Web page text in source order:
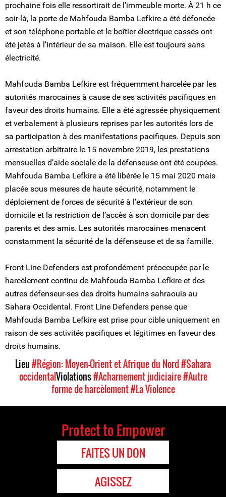
prochaine fois elle ressortirait de l’immeuble morte. À 21 h ce
soir-là, la porte de Mahfouda Bamba Lefkire a été défoncée
et son téléphone portable et le boîtier électrique cassés ont
été jetés à l’intérieur de sa maison. Elle est toujours sans
électricité.
Mahfouda Bamba Lefkire est fréquemment harcelée par les
autorités marocaines à cause de ses activités pacifiques en
faveur des droits humains. Elle a été agressée physiquement
et verbalement à plusieurs reprises par les autorités lors de
sa participation à des manifestations pacifiques. Depuis son
arrestation arbitraire le 15 novembre 2019, les prestations
mensuelles d’aide sociale de la défenseuse ont été coupées.
Mahfouda Bamba Lefkire a été libérée le 15 mai 2020 mais
placée sous mesures de haute sécurité, notamment le
déploiement de forces de sécurité à l’extérieur de son
domicile et la restriction de l’accès à son domicile par des
parents et des amis. Les autorités marocaines menacent
constamment la sécurité de la défenseuse et de sa famille.
Front Line Defenders est profondément préoccupée par le
harcèlement continu de Mahfouda Bamba Lefkire et des
autres défenseur-ses des droits humains sahraouis au
Sahara Occidental. Front Line Defenders pense que
Mahfouda Bamba Lefkire est prise pour cible uniquement en
raison de ses activités pacifiques et légitimes en faveur des
droits humains.
Lieu#Région: Moyen-Orient et Afrique du Nord#Sahara
occidentalViolations#Acharnement judiciaire#Autre
forme de harcèlement#La Violence
Protect to Empower
FAITES UN DON
AGISSEZ